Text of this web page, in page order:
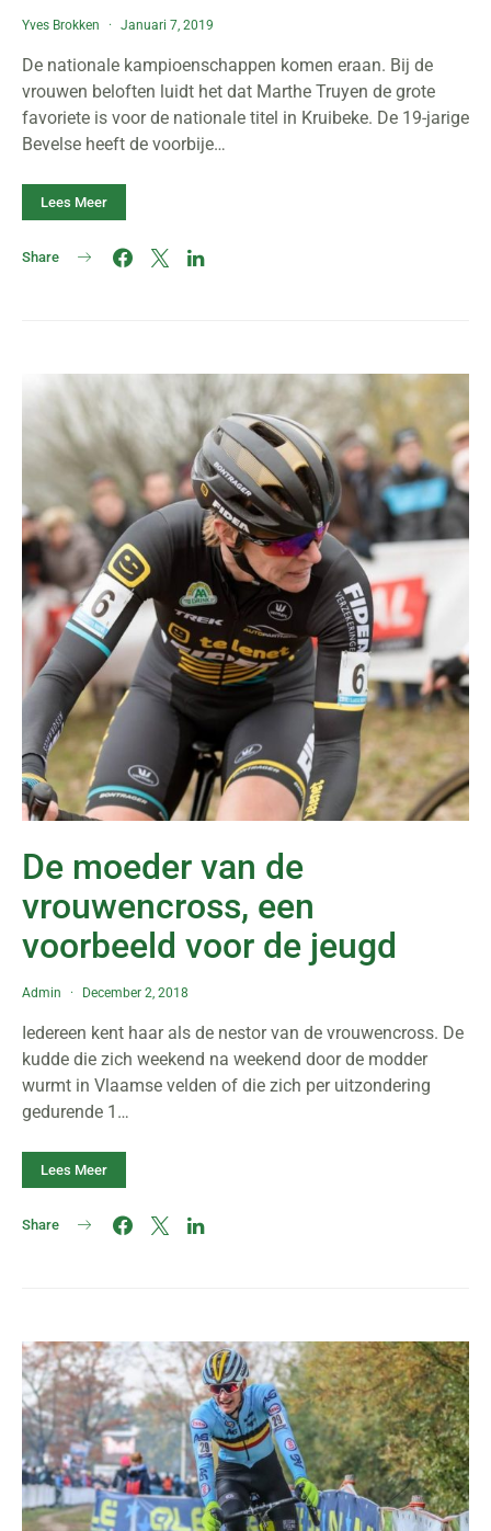
Yves Brokken Januari 7, 2019
De nationale kampioenschappen komen eraan. Bij de
vrouwen beloften luidt het dat Marthe Truyen de grote
favoriete is voor de nationale titel in Kruibeke. De 19-jarige
Bevelse heeft de voorbije…
Lees Meer
Share
De moeder van de
vrouwencross, een
voorbeeld voor de jeugd
Admin December 2, 2018
Iedereen kent haar als de nestor van de vrouwencross. De
kudde die zich weekend na weekend door de modder
wurmt in Vlaamse velden of die zich per uitzondering
gedurende 1…
Lees Meer
Share